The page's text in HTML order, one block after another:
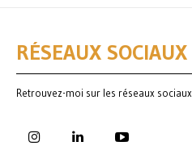
RÉSEAUX SOCIAUX
Retrouvez-moi sur les réseaux sociaux.